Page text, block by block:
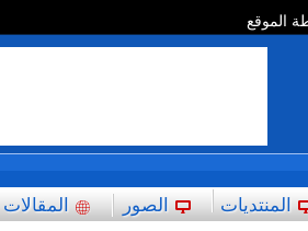
الموقع
المنتديات الصور المقالات